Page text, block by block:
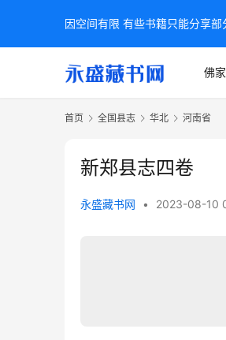
佛
首页 全国县志 华北 河南省
新郑县志四卷
永盛藏书网 • 2023-08-10
因空间有限 有些书籍只能分享部